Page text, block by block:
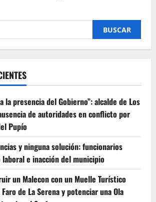
la presencia del Gobierno”: alcalde de Los
de autoridades en conflicto por
Pupío
y ninguna solución: funcionarios
laboral e inacción del municipio
un Malecon con un Muelle Turístico
de La Serena y potenciar una Ola